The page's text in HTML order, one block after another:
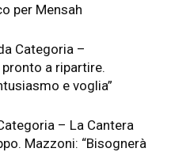
per Mensah
Categoria –
a ripartire.
e voglia”
– La Cantera
Mazzoni: “Bisognerà